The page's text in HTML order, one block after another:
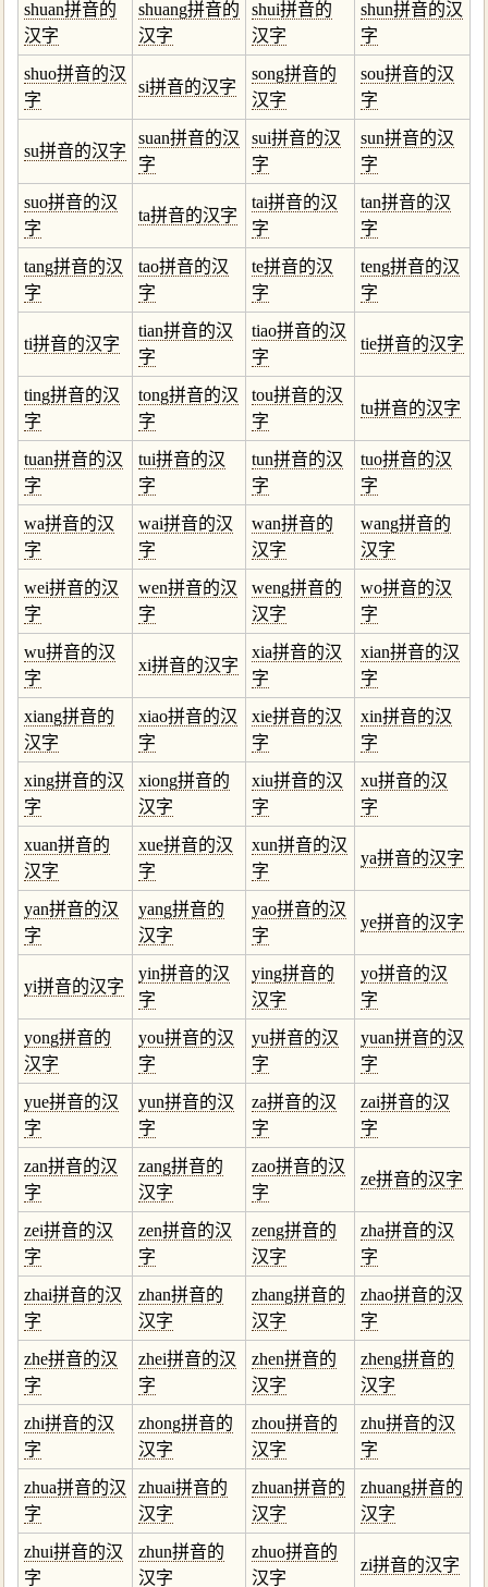
shuan拼音的
汉字
shuang拼音的
汉字
shui拼音的
汉字
shun拼音的汉
字
shuo拼音的汉
字
si拼音的汉字
song拼音的
汉字
sou拼音的汉
字
su拼音的汉字
suan拼音的汉
字
sui拼音的汉
字
sun拼音的汉
字
suo拼音的汉
字
ta拼音的汉字
tai拼音的汉
字
tan拼音的汉
字
tang拼音的汉
字
tao拼音的汉
字
te拼音的汉
字
teng拼音的汉
字
ti拼音的汉字
tian拼音的汉
字
tiao拼音的汉
字
tie拼音的汉字
ting拼音的汉
字
tong拼音的汉
字
tou拼音的汉
字
tu拼音的汉字
tuan拼音的汉
字
tui拼音的汉
字
tun拼音的汉
字
tuo拼音的汉
字
wa拼音的汉
字
wai拼音的汉
字
wan拼音的
汉字
wang拼音的
汉字
wei拼音的汉
字
wen拼音的汉
字
weng拼音的
汉字
wo拼音的汉
字
wu拼音的汉
字
xi拼音的汉字
xia拼音的汉
字
xian拼音的汉
字
xiang拼音的
汉字
xiao拼音的汉
字
xie拼音的汉
字
xin拼音的汉
字
xing拼音的汉
字
xiong拼音的
汉字
xiu拼音的汉
字
xu拼音的汉
字
xuan拼音的
汉字
xue拼音的汉
字
xun拼音的汉
字
ya拼音的汉字
yan拼音的汉
字
yang拼音的
汉字
yao拼音的汉
字
ye拼音的汉字
yi拼音的汉字
yin拼音的汉
字
ying拼音的
汉字
yo拼音的汉
字
yong拼音的
汉字
you拼音的汉
字
yu拼音的汉
字
yuan拼音的汉
字
yue拼音的汉
字
yun拼音的汉
字
za拼音的汉
字
zai拼音的汉
字
zan拼音的汉
字
zang拼音的
汉字
zao拼音的汉
字
ze拼音的汉字
zei拼音的汉
字
zen拼音的汉
字
zeng拼音的
汉字
zha拼音的汉
字
zhai拼音的汉
字
zhan拼音的
汉字
zhang拼音的
汉字
zhao拼音的汉
字
zhe拼音的汉
字
zhei拼音的汉
字
zhen拼音的
汉字
zheng拼音的
汉字
zhi拼音的汉
字
zhong拼音的
汉字
zhou拼音的
汉字
zhu拼音的汉
字
zhua拼音的汉
字
zhuai拼音的
汉字
zhuan拼音的
汉字
zhuang拼音的
汉字
zhui拼音的汉
字
zhun拼音的
汉字
zhuo拼音的
汉字
zi拼音的汉字